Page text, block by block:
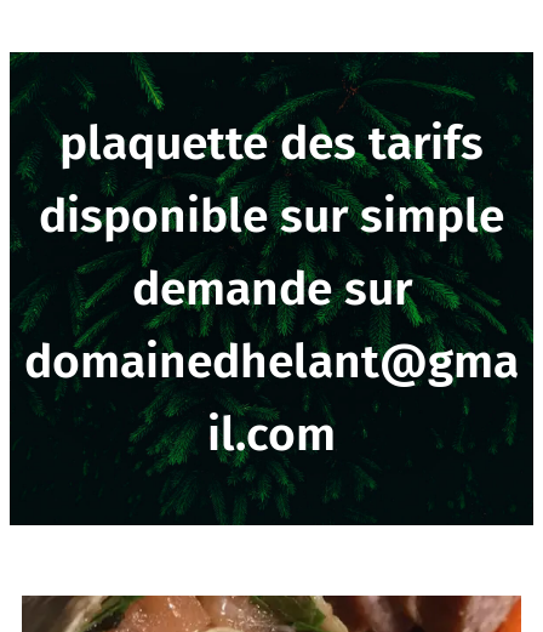
plaquette des tarifs
disponible sur simple
demande sur
domainedhelant@gma
il.com